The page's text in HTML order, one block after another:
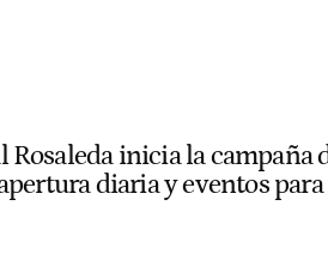
inicia la campaña
diaria y eventos